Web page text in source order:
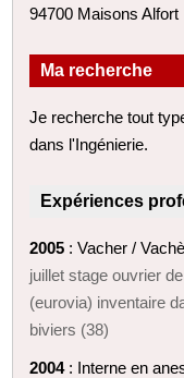
94700 Maisons Alfort
Ma recherche
Je recherche tout
dans l'Ingénierie.
Expériences
2005 : Vacher /
juillet stage ouvrier
(eurovia) inventaire
biviers (38)
2004: Interne en